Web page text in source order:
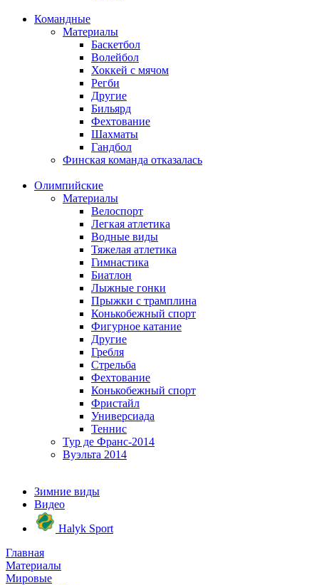
Командные
Материалы
Баскетбол
Волейбол
Хоккей с мячом
Регби
Другие
Бильярд
Фехтование
Шахматы
Гандбол
Финская команда отказалась
Олимпийские
Материалы
Велоспорт
Легкая атлетика
Водные виды
Тяжелая атлетика
Гимнастика
Биатлон
Лыжные гонки
Прыжки с трамплина
Конькобежный спорт
Фигурное катание
Другие
Гребля
Стрельба
Фехтование
Конькобежный спорт
Фристайл
Универсиада
Теннис
Тур де Франс-2014
Вуэльта 2014
Зимние виды
Видео
Halyk Sport
Главная
Материалы
Мировые